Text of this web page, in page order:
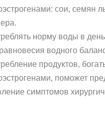
сои, семян
норму воды в
водного
продуктов,
поможет
симптомов